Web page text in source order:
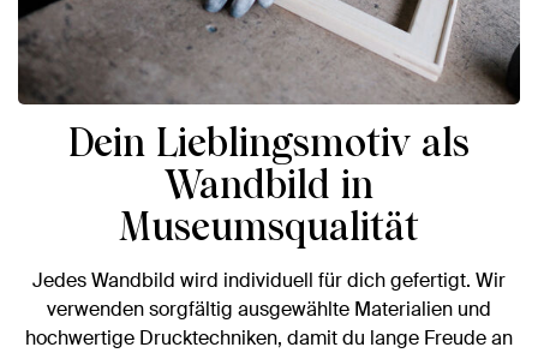
Dein Lieblingsmotiv als
Wandbild in
Museumsqualität
Jedes Wandbild wird individuell für dich gefertigt. Wir
verwenden sorgfältig ausgewählte Materialien und
hochwertige Drucktechniken, damit du lange Freude an